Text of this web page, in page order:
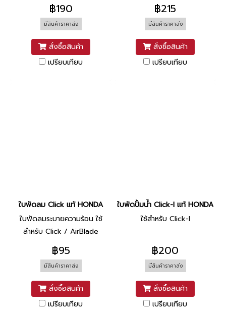
฿190
มีสินค้าราคาส่ง
สั่งซื้อสินค้า
เปรียบเทียบ
฿215
มีสินค้าราคาส่ง
สั่งซื้อสินค้า
เปรียบเทียบ
ใบพัดลม Click แท้ HONDA
ใบพัดลมระบายความร้อน ใช้
สำหรับ Click / AirBlade
฿95
มีสินค้าราคาส่ง
สั่งซื้อสินค้า
เปรียบเทียบ
ใบพัดปั้มน้ำ Click-I แท้ HONDA
ใช้สำหรับ Click-I
฿200
มีสินค้าราคาส่ง
สั่งซื้อสินค้า
เปรียบเทียบ